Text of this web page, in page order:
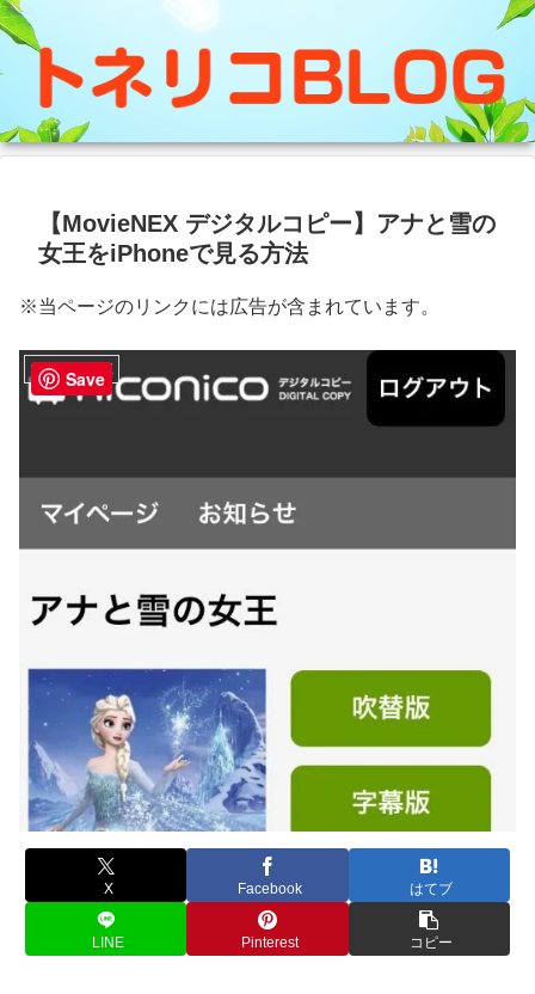
【MovieNEX デジタルコピー】アナと雪の
女王をiPhoneで見る方法
※当ページのリンクには広告が含まれています。
アナと雪の女王
X Facebook はてブ
LINE Pinterest コピー
Save